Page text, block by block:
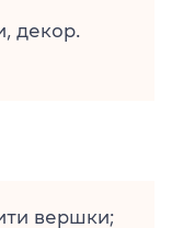
декор.
вершки;